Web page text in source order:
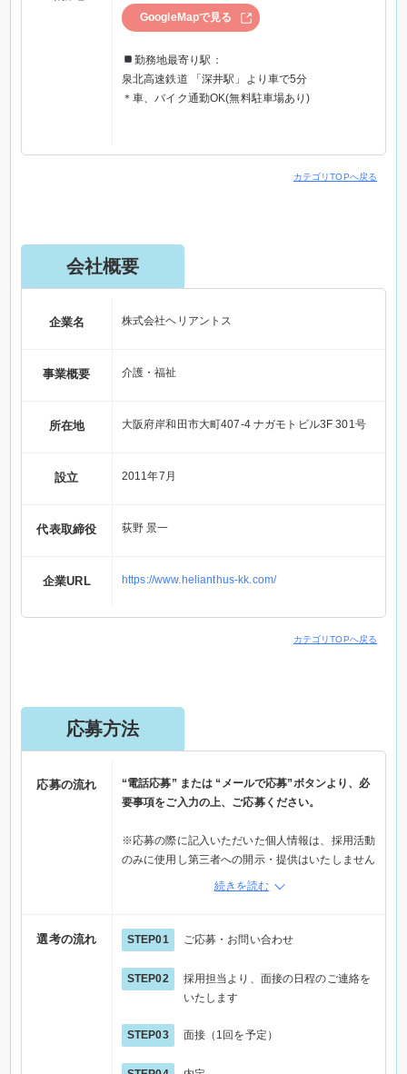
GoogleMapで見る
勤務地最寄り駅：
泉北高速鉄道 「深井駅」より車で5分
＊車、バイク通勤OK(無料駐車場あり)
カテゴリTOPへ戻る
会社概要
企業名 株式会社ヘリアントス
事業概要 介護・福祉
所在地 大阪府岸和田市大町407-4 ナガモトビル3F 301号
設立 2011年7月
代表取締役 荻野 景一
企業URL https://www.helianthus-kk.com/
カテゴリTOPへ戻る
応募方法
応募の流れ
“電話応募” または “メールで応募”ボタンより、必
要事項をご入力の上、ご応募ください。
※応募の際に記入いただいた個人情報は、採用活動
のみに使用し第三者への開示・提供はいたしません
※メール応募の場合は、メールで応募ボタンから応
※電話でご応募の際は「Elabel（えらべる）を見
た」とお伝えください
続きを読む
選考の流れ STEP01 ご応募・お問い合わせ
STEP02
採用担当より、面接の日程のご連絡を
いたします
STEP03 面接（1回を予定）